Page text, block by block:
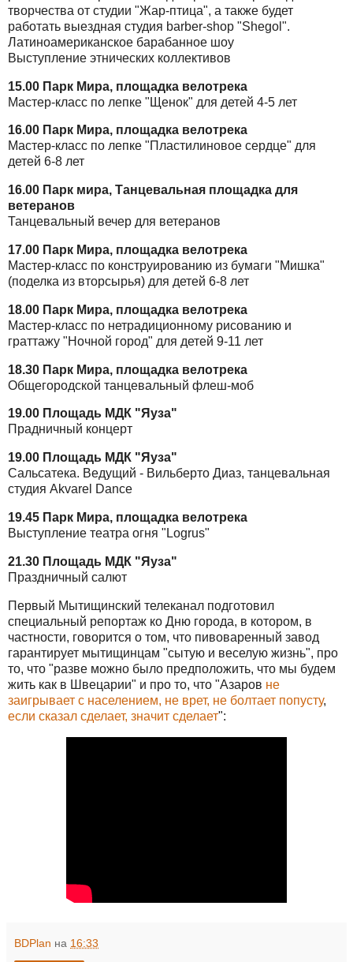
творчества от студии "Жар-птица", а также будет
работать выездная студия barber-shop "Shegol".
Латиноамериканское барабанное шоу
Выступление этнических коллективов
15.00 Парк Мира, площадка велотрека
Мастер-класс по лепке "Щенок" для детей 4-5 лет
16.00 Парк Мира, площадка велотрека
Мастер-класс по лепке "Пластилиновое сердце" для
детей 6-8 лет
16.00 Парк мира, Танцевальная площадка для
ветеранов
Танцевальный вечер для ветеранов
17.00 Парк Мира, площадка велотрека
Мастер-класс по конструированию из бумаги "Мишка"
(поделка из вторсырья) для детей 6-8 лет
18.00 Парк Мира, площадка велотрека
Мастер-класс по нетрадиционному рисованию и
граттажу "Ночной город" для детей 9-11 лет
18.30 Парк Мира, площадка велотрека
Общегородской танцевальный флеш-моб
19.00 Площадь МДК "Яуза"
Прадничный концерт
19.00 Площадь МДК "Яуза"
Сальсатека. Ведущий - Вильберто Диаз, танцевальная
студия Akvarel Dance
19.45 Парк Мира, площадка велотрека
Выступление театра огня "Logrus"
21.30 Площадь МДК "Яуза"
Праздничный салют
Первый Мытищинский телеканал подготовил
специальный репортаж ко Дню города, в котором, в
частности, говорится о том, что пивоваренный завод
гарантирует мытищинцам "сытую и веселую жизнь", про
то, что "разве можно было предположить, что мы будем
жить как в Швецарии" и про то, что "Азаров не
заигрывает с населением, не врет, не болтает попусту,
если сказал сделает, значит сделает":
BDPlan на 16:33